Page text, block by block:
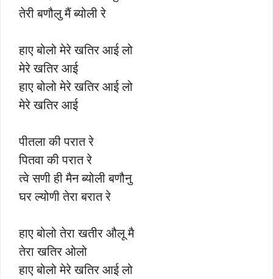
तेरी बणौलु मैं ब्योली रे
हाए बोलो मेरे खतिर आई लो
मेरे खतिर आई
हाए बोलो मेरे खतिर आई लो
मेरे खतिर आई
पीतला की परात रे
पितवा की परात रे
त्वे सणी ही मैन ब्योली बणौनु
घर ल्योणी तेरा बरात रे
हाए बोलो तेरा खतीर औलू मै
तेरा खतिर ओलो
हाए बोलो मेरे खतिर आई लो